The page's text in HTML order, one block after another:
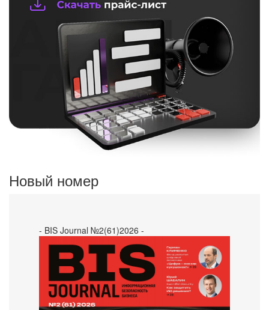
Новый номер
- BIS Journal №2(61)2026 -